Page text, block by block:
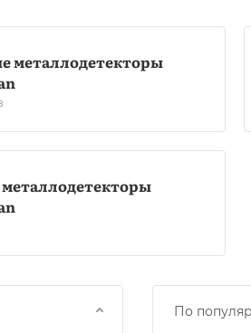
металлодетекторы
По